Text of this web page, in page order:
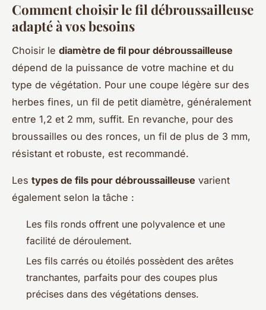
Comment choisir le fil débroussailleuse
adapté à vos besoins
Choisir le diamètre de fil pour débroussailleuse
dépend de la puissance de votre machine et du
type de végétation. Pour une coupe légère sur des
herbes fines, un fil de petit diamètre, généralement
entre 1,2 et 2 mm, suffit. En revanche, pour des
broussailles ou des ronces, un fil de plus de 3 mm,
résistant et robuste, est recommandé.
Les types de fils pour débroussailleuse varient
également selon la tâche :
Les fils ronds offrent une polyvalence et une
facilité de déroulement.
Les fils carrés ou étoilés possèdent des arêtes
tranchantes, parfaits pour des coupes plus
précises dans des végétations denses.